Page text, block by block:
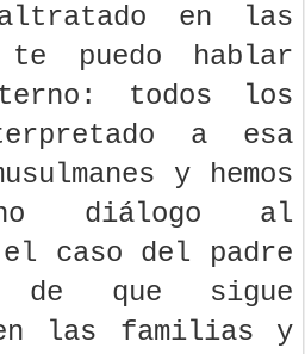
en las
puedo hablar
todos los
a esa
y hemos
diálogo al
caso del padre
de que sigue
en las familias y